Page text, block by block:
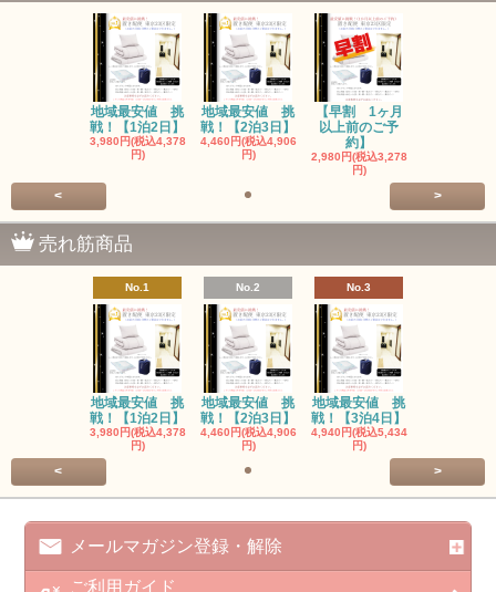
地域最安値 挑
戦！【1泊2日】
3,980円(税込4,378
円)
地域最安値 挑
戦！【2泊3日】
4,460円(税込4,906
円)
【早割 1ヶ月
以上前のご予
約】
2,980円(税込3,278
円)
< >
売れ筋商品
No.1
地域最安値 挑
戦！【1泊2日】
3,980円(税込4,378
円)
No.2
地域最安値 挑
戦！【2泊3日】
4,460円(税込4,906
円)
No.3
地域最安値 挑
戦！【3泊4日】
4,940円(税込5,434
円)
< >
メールマガジン登録・解除
ご利用ガイド